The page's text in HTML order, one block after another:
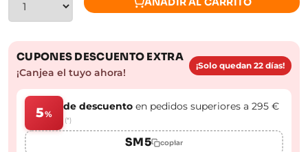
CUPONES DESCUENTO EXTRA
¡Canjea el tuyo ahora!
¡Solo quedan 22 días!
5%
de descuento en pedidos superiores a 295 €
(*)
SM5 copiar